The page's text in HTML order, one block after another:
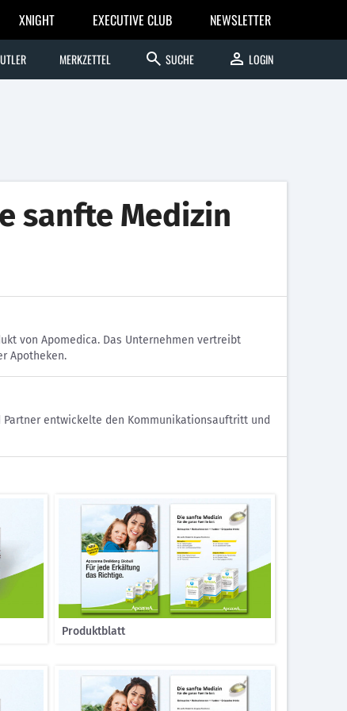
XNIGHT EXECUTIVE CLUB NEWSLETTER
MERKZETTEL search SUCHE person LOGIN
sanfte Medizin
von Apomedica. Das Unternehmen vertreibt
Apotheken.
entwickelte den Kommunikationsauftritt und
Produktblatt